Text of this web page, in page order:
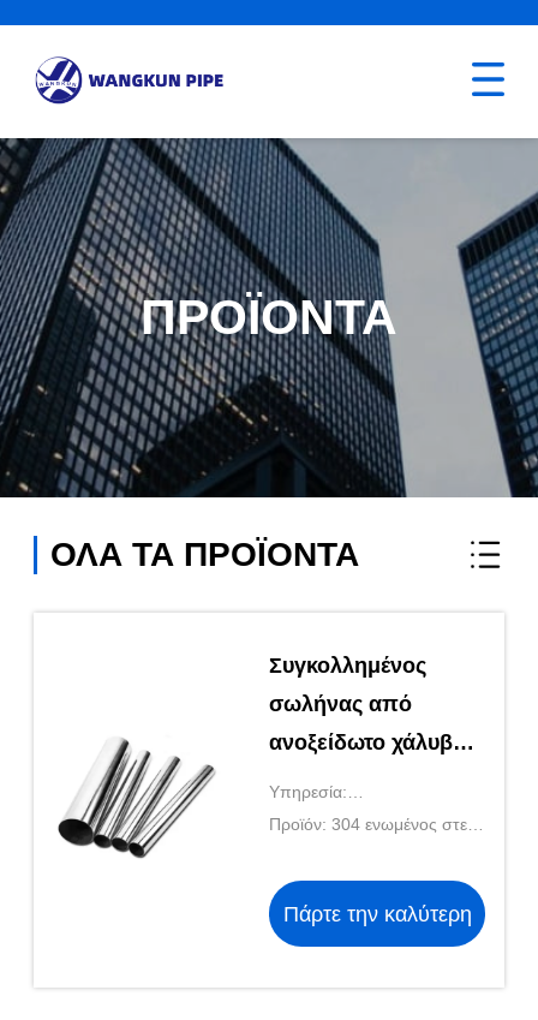
ΠΡΟΪΌΝΤΑ
ΌΛΑ ΤΑ ΠΡΟΪΌΝΤΑ
Συγκολλημένος
σωλήνας από
ανοξείδωτο χάλυβα
304 με Τεχνική
επιφανείας ματ 316
επιφάνειας 2b
Υπηρεσία:
Προσαρμοσμένο/OEM/ODM
Προϊόν: 304 ενωμένος στενά
Πάρτε την καλύτερη